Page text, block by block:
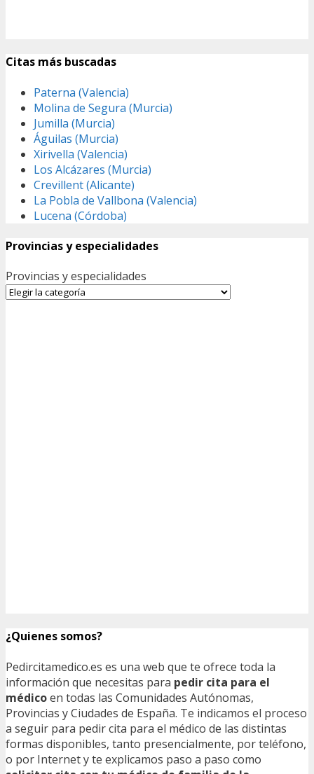
Citas más buscadas
Paterna (Valencia)
Molina de Segura (Murcia)
Jumilla (Murcia)
Águilas (Murcia)
Xirivella (Valencia)
Los Alcázares (Murcia)
Crevillent (Alicante)
La Pobla de Vallbona (Valencia)
Lucena (Córdoba)
Provincias y especialidades
Provincias y especialidades
¿Quienes somos?
Pedircitamedico.es es una web que te ofrece toda la
información que necesitas para pedir cita para el
médicoen todas las Comunidades Autónomas,
Provincias y Ciudades de España. Te indicamos el proceso
a seguir para pedir cita para el médico de las distintas
formas disponibles, tanto presencialmente, por teléfono,
o por Internet y te explicamos paso a paso como